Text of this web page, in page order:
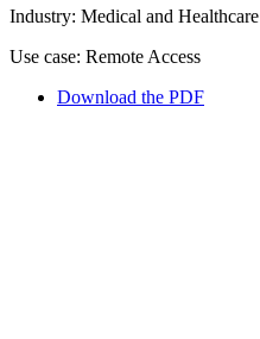
Industry: Medical and Healthcare
Use case: Remote Access
Download the PDF